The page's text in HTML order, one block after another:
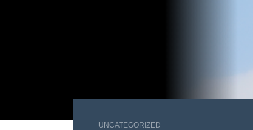
UNCATEGORIZED